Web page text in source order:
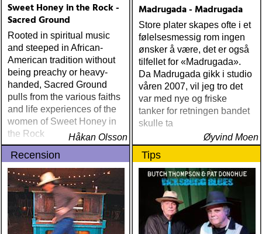
Sweet Honey in the Rock -
Sacred Ground
Rooted in spiritual music
and steeped in African-
American tradition without
being preachy or heavy-
handed, Sacred Ground
pulls from the various faiths
and life experiences of the
women of Sweet Honey in
the Rock
Håkan Olsson
Madrugada - Madrugada
Store plater skapes ofte i et
følelsesmessig rom ingen
ønsker å være, det er også
tilfellet for «Madrugada».
Da Madrugada gikk i studio
våren 2007, vil jeg tro det
var med nye og friske
tanker for retningen bandet
skulle ta
Øyvind Moen
Recension Tips